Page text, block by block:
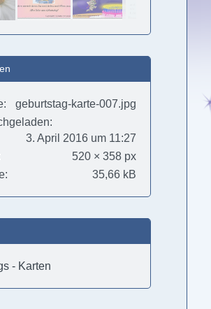
geburtstag-karte-007.jpg
3. April 2016 um 11:27
520 × 358 px
35,66 kB
- Karten